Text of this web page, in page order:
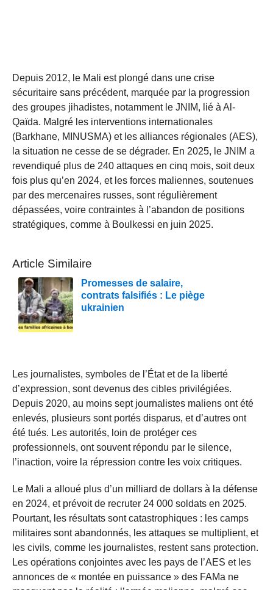
Depuis 2012, le Mali est plongé dans une crise
sécuritaire sans précédent, marquée par la progression
des groupes jihadistes, notamment le JNIM, lié à Al-
Qaïda. Malgré les interventions internationales
(Barkhane, MINUSMA) et les alliances régionales (AES),
la situation ne cesse de se dégrader. En 2025, le JNIM a
revendiqué plus de 240 attaques en cinq mois, soit deux
fois plus qu’en 2024, et les forces maliennes, soutenues
par des mercenaires russes, sont régulièrement
dépassées, voire contraintes à l’abandon de positions
stratégiques, comme à Boulkessi en juin 2025.
Article Similaire
Promesses de salaire,
contrats falsifiés : Le piège
ukrainien
Les journalistes, symboles de l’État et de la liberté
d’expression, sont devenus des cibles privilégiées.
Depuis 2020, au moins sept journalistes maliens ont été
enlevés, plusieurs sont portés disparus, et d’autres ont
été tués. Les autorités, loin de protéger ces
professionnels, ont souvent répondu par le silence,
l’inaction, voire la répression contre les voix critiques.
Le Mali a alloué plus d’un milliard de dollars à la défense
en 2024, et prévoit de recruter 24 000 soldats en 2025.
Pourtant, les résultats sont catastrophiques : les camps
militaires sont abandonnés, les attaques se multiplient, et
les civils, comme les journalistes, restent sans protection.
Les opérations conjointes avec les pays de l’AES et les
annonces de « montée en puissance » des FAMa ne